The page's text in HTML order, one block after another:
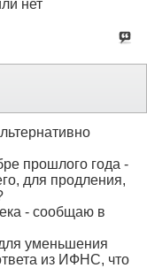
нет
прошлого года -
для продления,
- сообщаю в
уменьшения
из ИФНС, что